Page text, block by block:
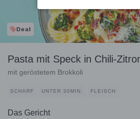
Deal
Pasta mit Speck in Chili-
mit geröstetem Brokkoli
SCHARF UNTER 30MIN. FLEISCH
Das Gericht